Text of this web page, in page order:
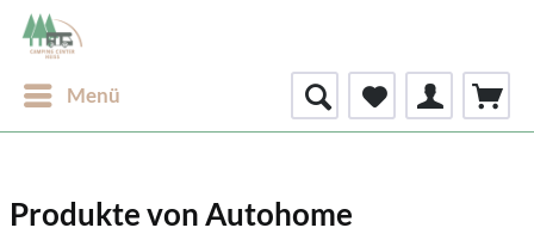
Menü
Produkte von Autohome